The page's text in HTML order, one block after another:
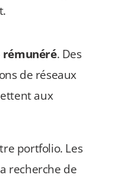
. Des
de réseaux
aux
portfolio. Les
recherche de